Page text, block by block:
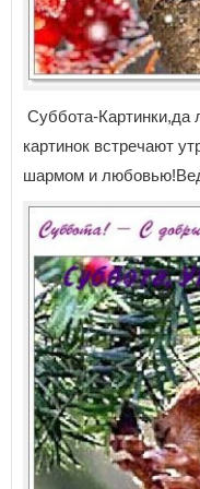
Суббота-Картинки,да
картинок встречают
шармом и